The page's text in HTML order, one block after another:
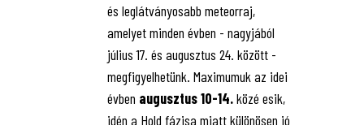
és leglátványosabb meteorraj,
amelyet minden évben - nagyjából
július 17. és augusztus 24. között -
megfigyelhetünk. Maximumuk az idei
évben augusztus 10-14.közé esik,
idén a Hold fázisa miatt különösen jó